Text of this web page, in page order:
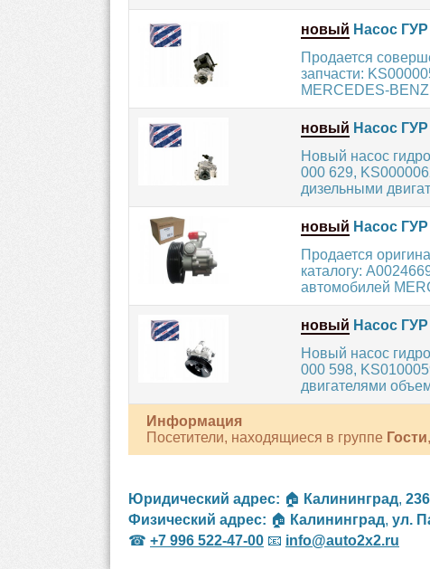
новый Насос
Продается
запчасти:
MERCEDES-BENZ
новый Насос ГУР
Новый насос
000 629,
дизельными
новый Насос
Продается
каталогу:
автомобилей
новый Насос
Новый насос
000 598,
двигателями
Информация
Посетители, находящиеся в группе Гости
Юридический адрес: 🏠 Калининград,
Физический адрес: 🏠 Калининград, ул.
☎ +7 996 522-47-00 📧 info@auto2x2.ru